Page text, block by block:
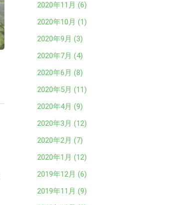
2020年11月 (6)
2020年10月 (1)
2020年9月 (3)
2020年7月 (4)
2020年6月 (8)
2020年5月 (11)
2020年4月 (9)
2020年3月 (12)
2020年2月 (7)
2020年1月 (12)
2019年12月 (6)
2019年11月 (9)